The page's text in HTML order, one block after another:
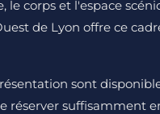
le corps et l'espace
de Lyon offre ce
sont
réserver suffisamment